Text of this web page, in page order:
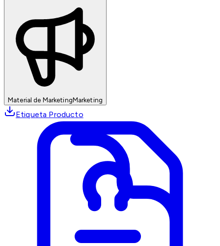
Material de MarketingMarketing
Etiqueta Producto